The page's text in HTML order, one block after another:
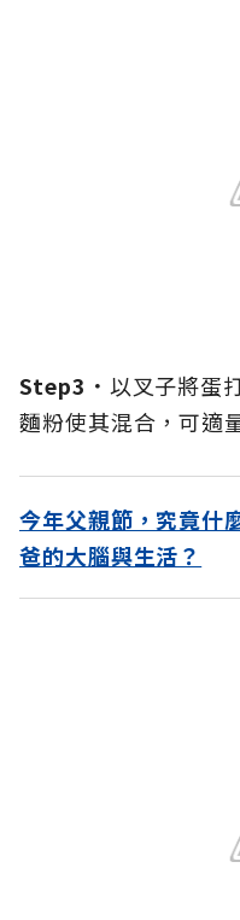
Step3． 以叉子將蛋
麵粉使其混合，可適
今年父親節，究竟什
爸的大腦與生活？